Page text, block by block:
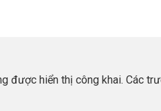
được hiển thị công khai. Các